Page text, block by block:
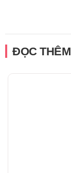
ĐỌC THÊM